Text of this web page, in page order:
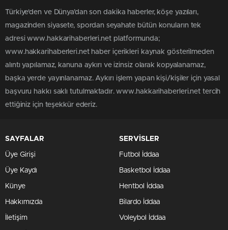
Türkiye'den ve Dünya’dan son dakika haberler, köşe yazıları,
magazinden siyasete, spordan seyahate bütün konuların tek
adresi www.hakkarihaberleri.net platformunda;
www.hakkarihaberleri.net haber içerikleri kaynak gösterilmeden
alıntı yapılamaz, kanuna aykırı ve izinsiz olarak kopyalanamaz,
başka yerde yayınlanamaz. Aykırı işlem yapan kişi/kişiler için yasal
başvuru hakkı saklı tutulmaktadır. www.hakkarihaberleri.net tercih
ettiğiniz için teşekkür ederiz.
SAYFALAR
Üye Girişi
Üye Kaydı
Künye
Hakkımızda
İletişim
SERVİSLER
Futbol İddaa
Basketbol İddaa
Hentbol İddaa
Bilardo İddaa
Voleybol İddaa